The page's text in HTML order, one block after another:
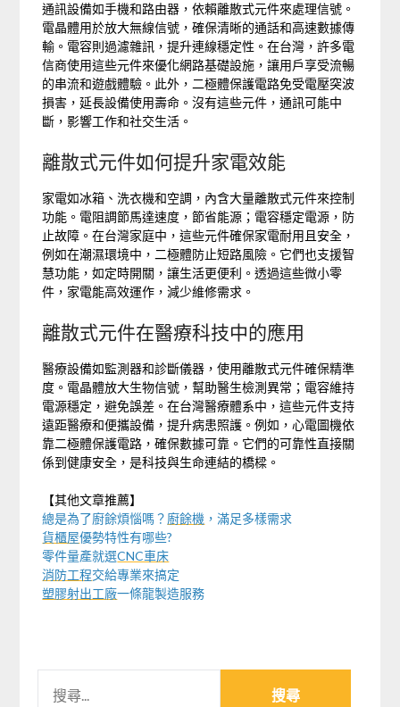
通訊設備如手機和路由器，依賴離散式元件來處理信號。
電晶體用於放大無線信號，確保清晰的通話和高速數據傳
輸。電容則過濾雜訊，提升連線穩定性。在台灣，許多電
信商使用這些元件來優化網路基礎設施，讓用戶享受流暢
的串流和遊戲體驗。此外，二極體保護電路免受電壓突波
損害，延長設備使用壽命。沒有這些元件，通訊可能中
斷，影響工作和社交生活。
離散式元件如何提升家電效能
家電如冰箱、洗衣機和空調，內含大量離散式元件來控制
功能。電阻調節馬達速度，節省能源；電容穩定電源，防
止故障。在台灣家庭中，這些元件確保家電耐用且安全，
例如在潮濕環境中，二極體防止短路風險。它們也支援智
慧功能，如定時開關，讓生活更便利。透過這些微小零
件，家電能高效運作，減少維修需求。
離散式元件在醫療科技中的應用
醫療設備如監測器和診斷儀器，使用離散式元件確保精準
度。電晶體放大生物信號，幫助醫生檢測異常；電容維持
電源穩定，避免誤差。在台灣醫療體系中，這些元件支持
遠距醫療和便攜設備，提升病患照護。例如，心電圖機依
靠二極體保護電路，確保數據可靠。它們的可靠性直接關
係到健康安全，是科技與生命連結的橋樑。
【其他文章推薦】
總是為了廚餘煩惱嗎？ 廚餘機 ，滿足多樣需求
貨櫃屋優勢特性有哪些?
零件量產就選CNC車床
消防工程交給專業來搞定
塑膠射出工廠一條龍製造服務